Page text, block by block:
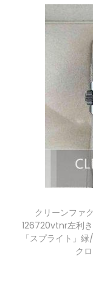
クリーンファ
126720vtnr左利
「スプライト」
ク